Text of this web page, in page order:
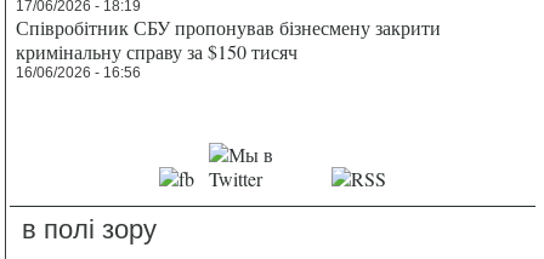
17/06/2026 - 18:19
Співробітник СБУ пропонував бізнесмену закрити
кримінальну справу за $150 тисяч
16/06/2026 - 16:56
в полі зору